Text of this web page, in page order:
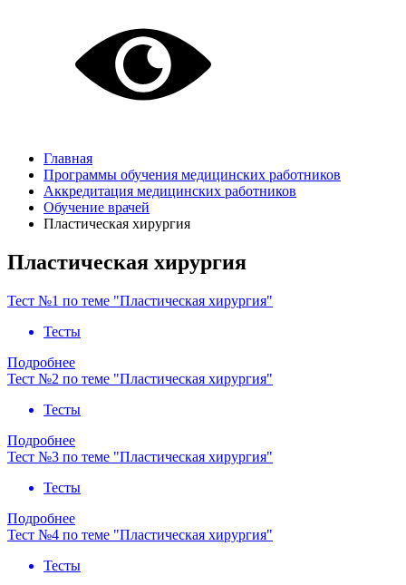
Главная
Программы обучения медицинских работников
Аккредитация медицинских работников
Обучение врачей
Пластическая хирургия
Пластическая хирургия
Тест №1 по теме "Пластическая хирургия"
Тесты
Подробнее
Тест №2 по теме "Пластическая хирургия"
Тесты
Подробнее
Тест №3 по теме "Пластическая хирургия"
Тесты
Подробнее
Тест №4 по теме "Пластическая хирургия"
Тесты